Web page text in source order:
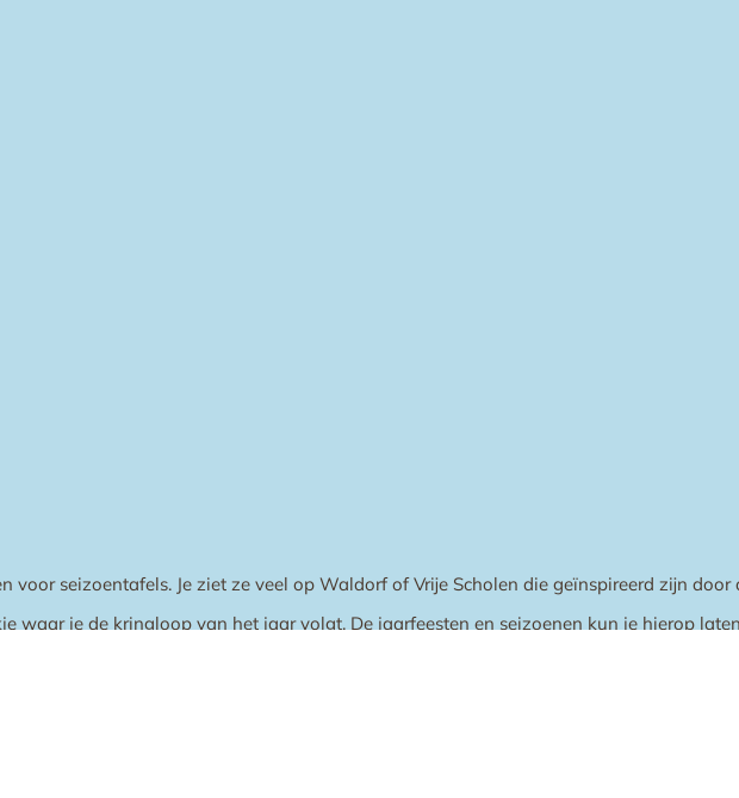
seizoentafels. Je ziet ze veel op Waldorf of Vrije Scholen die geïnspireerd zijn
waar je de kringloop van het jaar volgt. De jaarfeesten en seizoenen kun je hierop